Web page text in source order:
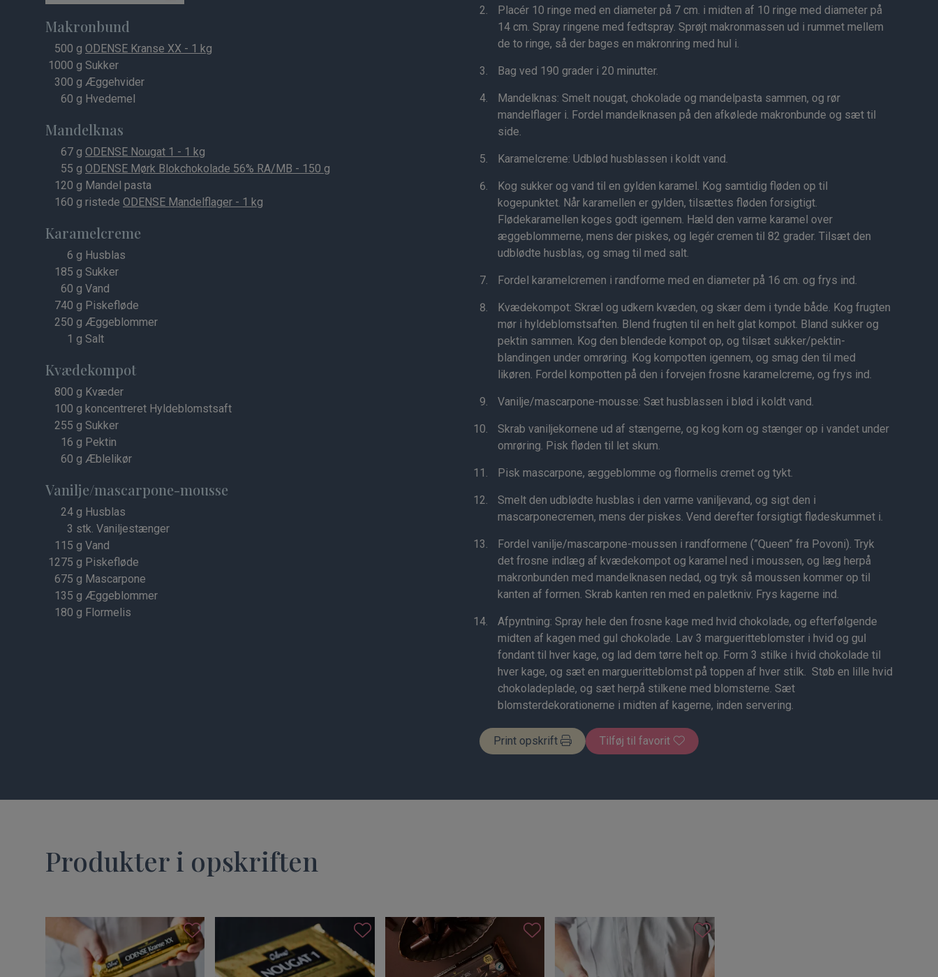
Makronbund
500 g ODENSE Kranse XX - 1 kg
1000 g Sukker
300 g Æggehvider
60 g Hvedemel
Mandelknas
67 g ODENSE Nougat 1 - 1 kg
55 g ODENSE Mørk Blokchokolade 56% RA/MB - 150 g
120 g Mandel pasta
160 g ristede ODENSE Mandelflager - 1 kg
Karamelcreme
6 g Husblas
185 g Sukker
60 g Vand
740 g Piskefløde
250 g Æggeblommer
1 g Salt
Kvædekompot
800 g Kvæder
100 g koncentreret Hyldeblomstsaft
255 g Sukker
16 g Pektin
60 g Æblelikør
Vanilje/mascarpone-mousse
24 g Husblas
3 stk. Vaniljestænger
115 g Vand
1275 g Piskefløde
675 g Mascarpone
135 g Æggeblommer
180 g Flormelis
Placér 10 ringe med en diameter på 7 cm. i midten af 10 ringe med diameter på
14 cm. Spray ringene med fedtspray. Sprøjt makronmassen ud i rummet mellem
de to ringe, så der bages en makronring med hul i.
Bag ved 190 grader i 20 minutter.
Mandelknas: Smelt nougat, chokolade og mandelpasta sammen, og rør
mandelflager i. Fordel mandelknasen på den afkølede makronbunde og sæt til
side.
Karamelcreme: Udblød husblassen i koldt vand.
Kog sukker og vand til en gylden karamel. Kog samtidig fløden op til
kogepunktet. Når karamellen er gylden, tilsættes fløden forsigtigt.
Flødekaramellen koges godt igennem. Hæld den varme karamel over
æggeblommerne, mens der piskes, og legér cremen til 82 grader. Tilsæt den
udblødte husblas, og smag til med salt.
Fordel karamelcremen i randforme med en diameter på 16 cm. og frys ind.
Kvædekompot: Skræl og udkern kvæden, og skær dem i tynde både. Kog frugten
mør i hyldeblomstsaften. Blend frugten til en helt glat kompot. Bland sukker og
pektin sammen. Kog den blendede kompot op, og tilsæt sukker/pektin-
blandingen under omrøring. Kog kompotten igennem, og smag den til med
likøren. Fordel kompotten på den i forvejen frosne karamelcreme, og frys ind.
Vanilje/mascarpone-mousse: Sæt husblassen i blød i koldt vand.
Skrab vaniljekornene ud af stængerne, og kog korn og stænger op i vandet under
omrøring. Pisk fløden til let skum.
Pisk mascarpone, æggeblomme og flormelis cremet og tykt.
Smelt den udblødte husblas i den varme vaniljevand, og sigt den i
mascarponecremen, mens der piskes. Vend derefter forsigtigt flødeskummet i.
Fordel vanilje/mascarpone-moussen i randformene (”Queen” fra Povoni). Tryk
det frosne indlæg af kvædekompot og karamel ned i moussen, og læg herpå
makronbunden med mandelknasen nedad, og tryk så moussen kommer op til
kanten af formen. Skrab kanten ren med en paletkniv. Frys kagerne ind.
Afpyntning: Spray hele den frosne kage med hvid chokolade, og efterfølgende
midten af kagen med gul chokolade. Lav 3 margueritteblomster i hvid og gul
fondant til hver kage, og lad dem tørre helt op. Form 3 stilke i hvid chokolade til
hver kage, og sæt en margueritteblomst på toppen af hver stilk. Støb en lille hvid
chokoladeplade, og sæt herpå stilkene med blomsterne. Sæt
blomsterdekorationerne i midten af kagerne, inden servering.
Print opskrift Tilføj til favorit
Produkter i opskriften